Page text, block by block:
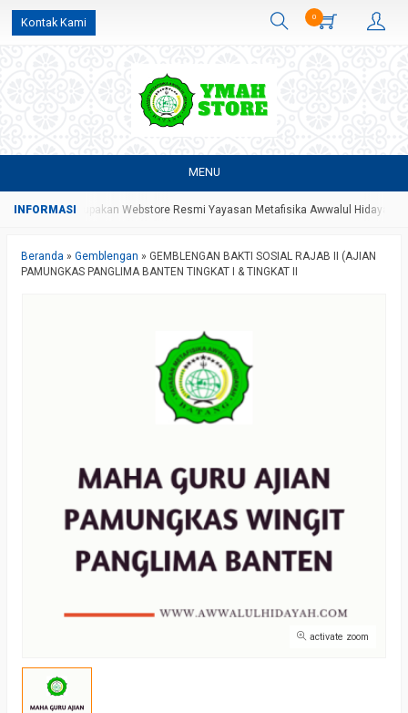
Kontak Kami 0
MENU
Yang Merupakan Webstore Resmi Yayasan Metafisika Awwalul Hidayah
Beranda » Gemblengan » GEMBLENGAN BAKTI SOSIAL RAJAB II (AJIAN
PAMUNGKAS PANGLIMA BANTEN TINGKAT I & TINGKAT II
activate zoom